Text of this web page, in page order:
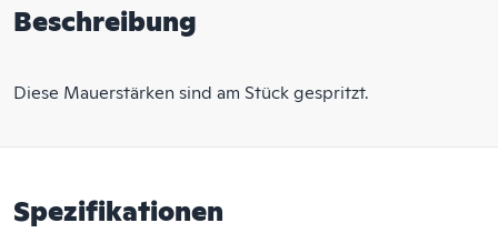
Beschreibung
Diese Mauerstärken sind am Stück gespritzt.
Spezifikationen